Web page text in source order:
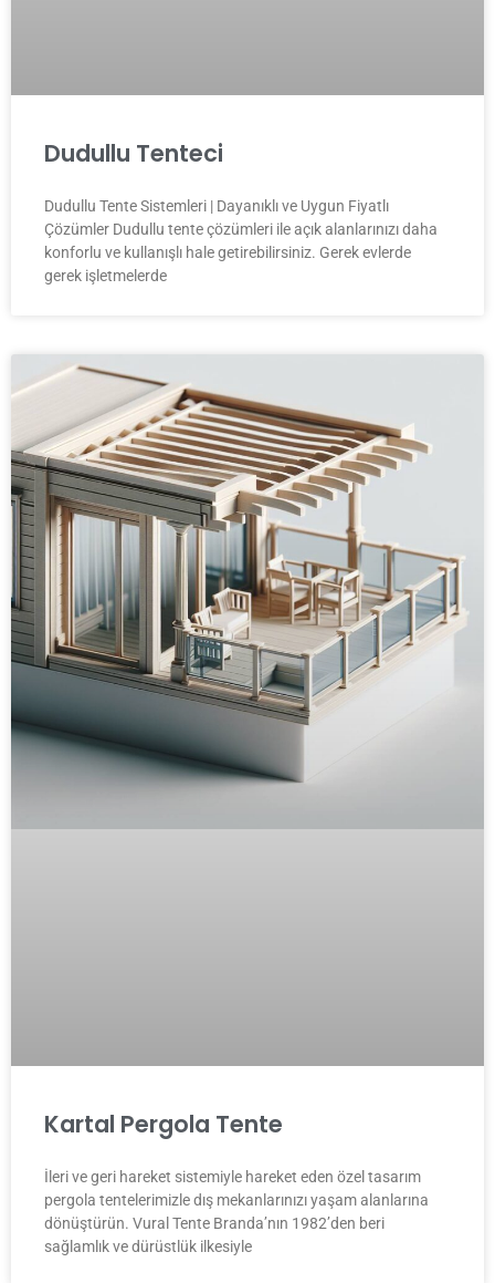
Dudullu Tenteci
Dudullu Tente Sistemleri | Dayanıklı ve Uygun Fiyatlı
Çözümler Dudullu tente çözümleri ile açık alanlarınızı daha
konforlu ve kullanışlı hale getirebilirsiniz. Gerek evlerde
gerek işletmelerde
Kartal Pergola Tente
İleri ve geri hareket sistemiyle hareket eden özel tasarım
pergola tentelerimizle dış mekanlarınızı yaşam alanlarına
dönüştürün. Vural Tente Branda’nın 1982’den beri
sağlamlık ve dürüstlük ilkesiyle